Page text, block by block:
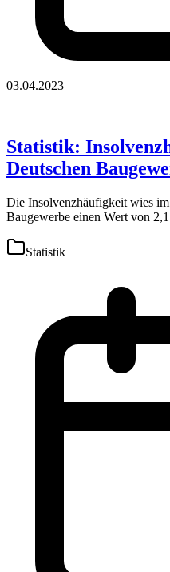
03.04.2023
Statistik:
Deutschen
Die Insolvenzhäufigkeit wies
Baugewerbe einen Wert von 2,1
Statistik